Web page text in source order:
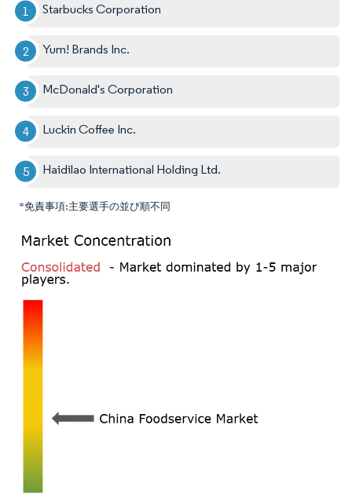
Starbucks Corporation
Yum! Brands Inc.
McDonald's Corporation
Luckin Coffee Inc.
Haidilao International Holding Ltd.
*免責事項:主要選手の並び順不同